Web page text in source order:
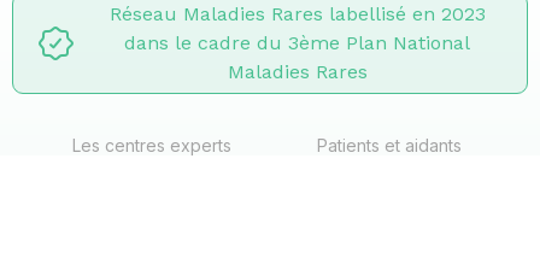
Réseau Maladies Rares labellisé en 2023
dans le cadre du 3ème Plan National
Maladies Rares
Les centres experts Patients et aidants